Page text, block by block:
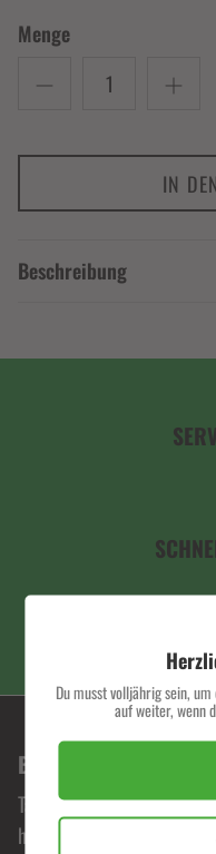
Menge
IN
Beschreibung
BONORUM PREMIUM
Tauche ein in die Welt
hochwertige Hanfprodukte
Du musst volljährig sein,
auf weiter, wenn